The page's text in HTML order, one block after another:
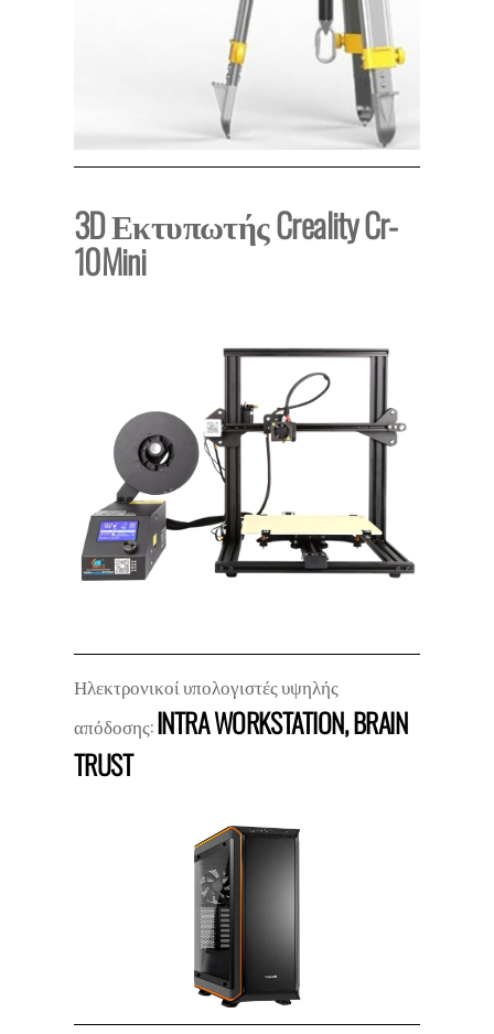
3D Εκτυπωτής Creality Cr-
10Mini
Ηλεκτρονικοί υπολογιστές υψηλής
απόδοσης:INTRA WORKSTATION, BRAIN
TRUST